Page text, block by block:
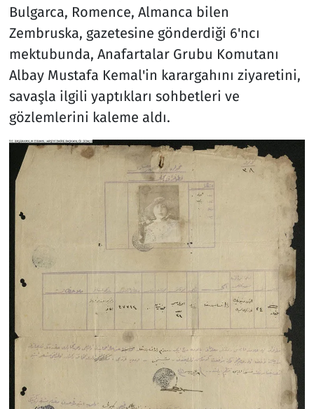
Bulgarca, Romence, Almanca bilen
Zembruska, gazetesine gönderdiği 6'ncı
mektubunda, Anafartalar Grubu Komutanı
Albay Mustafa Kemal'in karargahını ziyaretini,
savaşla ilgili yaptıkları sohbetleri ve
gözlemlerini kaleme aldı.